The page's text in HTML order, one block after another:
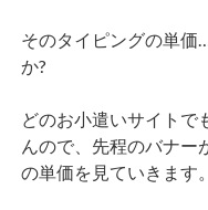
そのタイピングの単価
か?
どのお小遣いサイトで
んので、先程のバナー
の単価を見ていきます。